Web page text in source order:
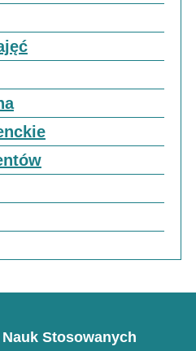
Stosowanych